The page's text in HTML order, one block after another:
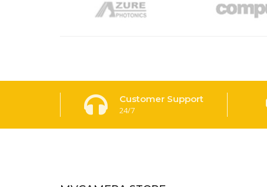
Customer Support
24/7